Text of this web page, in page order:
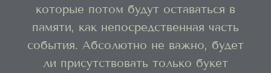
которые потом будут оставаться в
памяти, как непосредственная часть
события. Абсолютно не важно, будет
ли присутствовать только букет